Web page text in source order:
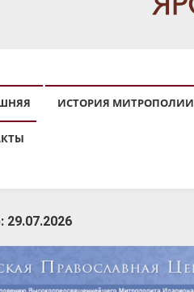
ИСТОРИЯ МИТРОПОЛИИ
29.07.2026